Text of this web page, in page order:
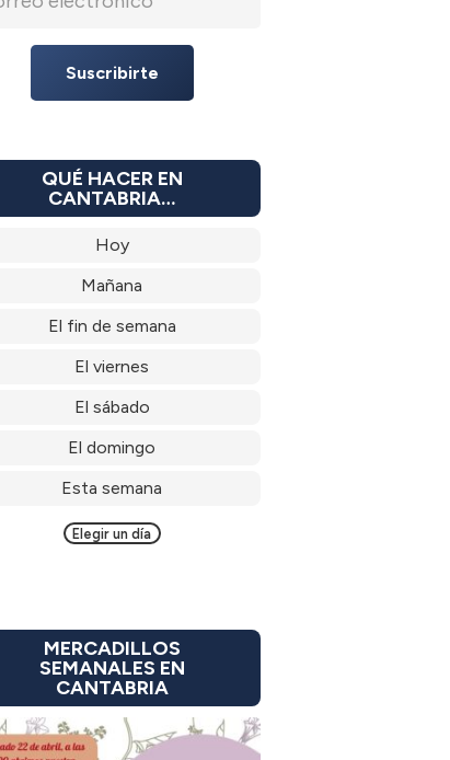
Suscribirte
QUÉ HACER EN
CANTABRIA…
Hoy
Mañana
El fin de semana
El viernes
El sábado
El domingo
Esta semana
Elegir un día
MERCADILLOS
SEMANALES EN
CANTABRIA